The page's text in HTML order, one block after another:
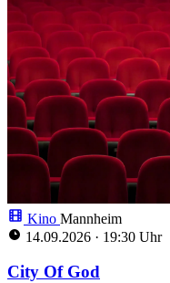
Kino Mannheim
14.09.2026 · 19:30 Uhr
City Of God